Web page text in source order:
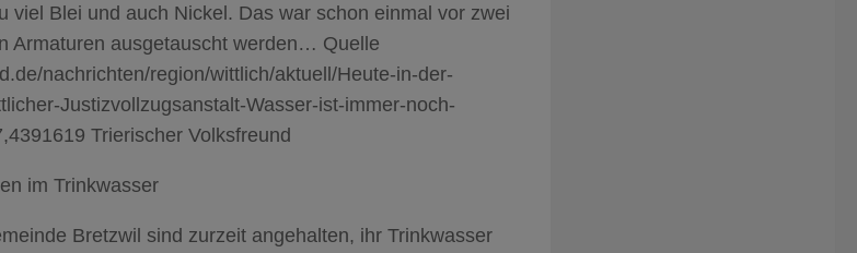
viel Blei und auch Nickel. Das war schon einmal vor zwei
Armaturen ausgetauscht werden… Quelle
nachrichten/region/wittlich/aktuell/Heute-in-der-
Justizvollzugsanstalt-Wasser-ist-immer-noch-
Trierischer Volksfreund
im Trinkwasser
Bretzwil sind zurzeit angehalten, ihr Trinkwasser